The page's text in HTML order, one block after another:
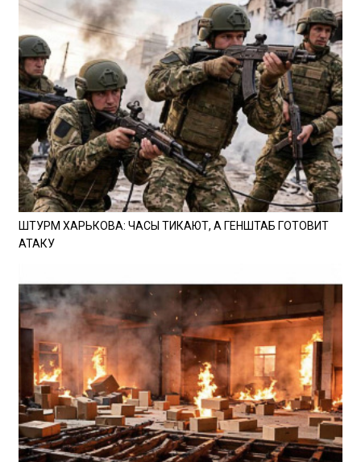
ШТУРМ ХАРЬКОВА: ЧАСЫ ТИКАЮТ, А ГЕНШТАБ ГОТОВИТ
АТАКУ